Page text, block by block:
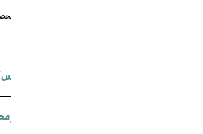
بله، شرکت صنعت پتاس آسیا برای تمامی
آیا محصولات شرکت صنعت پتاس
آیا پشتیبانی فنی برای